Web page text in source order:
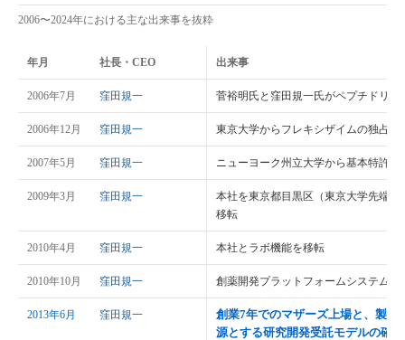
2006〜2024年における主な出来事を抜粋
年月 社長・CEO 出来事
2006年7月 窪田規一 菅裕明氏と窪田規一氏がペプチドリー
2006年12月 窪田規一 東京大学からフレキシザイムの独占的
2007年5月 窪田規一 ニューヨーク州立大学から基本特許
2009年3月 窪田規一
本社を東京都目黒区（東京大学先端
移転
2010年4月 窪田規一 本社とラボ機能を移転
2010年10月 窪田規一 創薬開発プラットフォームシステム（
2013年6月 窪田規一
創業7年でのマザーズ上場と、製薬
源とする研究開発受託モデルの確立